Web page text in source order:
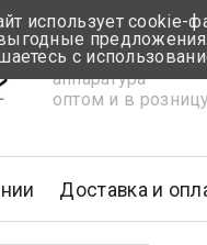
аппаратура
оптом и в розницу
Доставка и
использует cookie-
с